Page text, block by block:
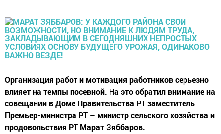
Организация работ и мотивация работников серьезно
влияет на темпы посевной. На это обратил внимание на
совещании в Доме Правительства РТ заместитель
Премьер-министра РТ – министр сельского хозяйства и
продовольствия РТ Марат Зяббаров.